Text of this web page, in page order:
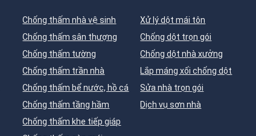
Chống thấm nhà vệ sinh
Chống thấm sân thượng
Chống thấm tường
Chống thấm trần nhà
Chống thấm bể nước, hồ cá
Chống thấm tầng hầm
Chống thấm khe tiếp giáp
Xử lý dột mái tôn
Chống dột trọn gói
Chống dột nhà xưởng
Lắp máng xối chống dột
Sửa nhà trọn gói
Dịch vụ sơn nhà